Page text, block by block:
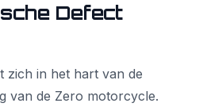
Defect
zich in het hart van de
van de Zero motorcycle.